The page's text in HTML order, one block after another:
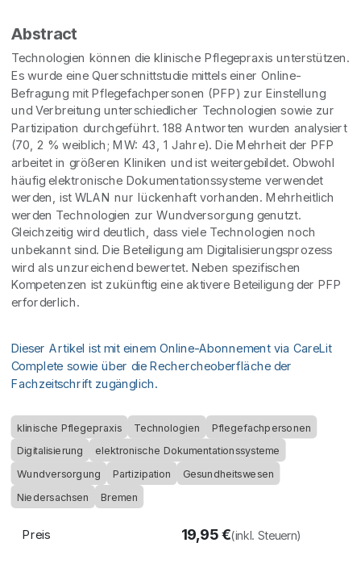
Abstract
Technologien können die klinische Pflegepraxis unterstützen.
Es wurde eine Querschnittstudie mittels einer Online-
Befragung mit Pflegefachpersonen (PFP) zur Einstellung
und Verbreitung unterschiedlicher Technologien sowie zur
Partizipation durchgeführt. 188 Antworten wurden analysiert
(70, 2 % weiblich; MW: 43, 1 Jahre). Die Mehrheit der PFP
arbeitet in größeren Kliniken und ist weitergebildet. Obwohl
häufig elektronische Dokumentationssysteme verwendet
werden, ist WLAN nur lückenhaft vorhanden. Mehrheitlich
werden Technologien zur Wundversorgung genutzt.
Gleichzeitig wird deutlich, dass viele Technologien noch
unbekannt sind. Die Beteiligung am Digitalisierungsprozess
wird als unzureichend bewertet. Neben spezifischen
Kompetenzen ist zukünftig eine aktivere Beteiligung der PFP
erforderlich.
Dieser Artikel ist mit einem Online-Abonnement via CareLit
Complete sowie über die Rechercheoberfläche der
Fachzeitschrift zugänglich.
klinische Pflegepraxis Technologien Pflegefachpersonen
Digitalisierung elektronische Dokumentationssysteme
Wundversorgung Partizipation
Gesundheitswesen
Niedersachsen
Bremen
Preis 19,95€(inkl. Steuern)